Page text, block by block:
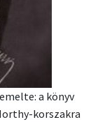
a könyv
korszakra